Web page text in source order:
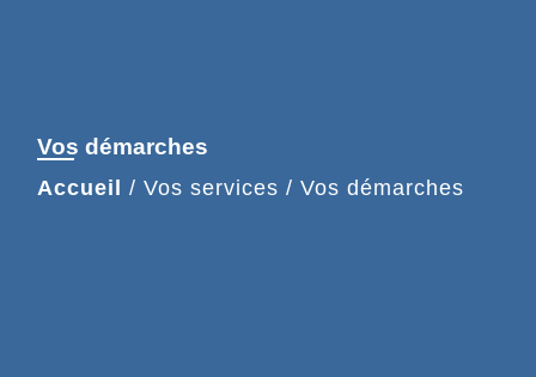
Vos démarches
Accueil / Vos services / Vos démarches